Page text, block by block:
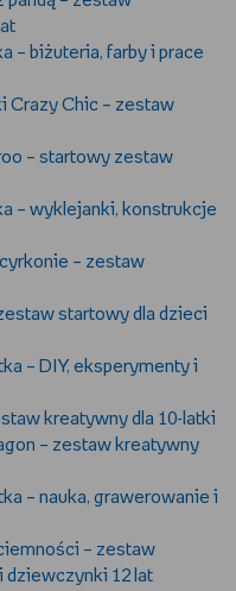
– biżuteria, farby i prace
Crazy Chic – zestaw
– startowy zestaw
– wyklejanki, konstrukcje
– zestaw
startowy dla dzieci
– DIY, eksperymenty i
kreatywny dla 10-latki
– zestaw kreatywny
– nauka, grawerowanie i
– zestaw
dziewczynki 12 lat